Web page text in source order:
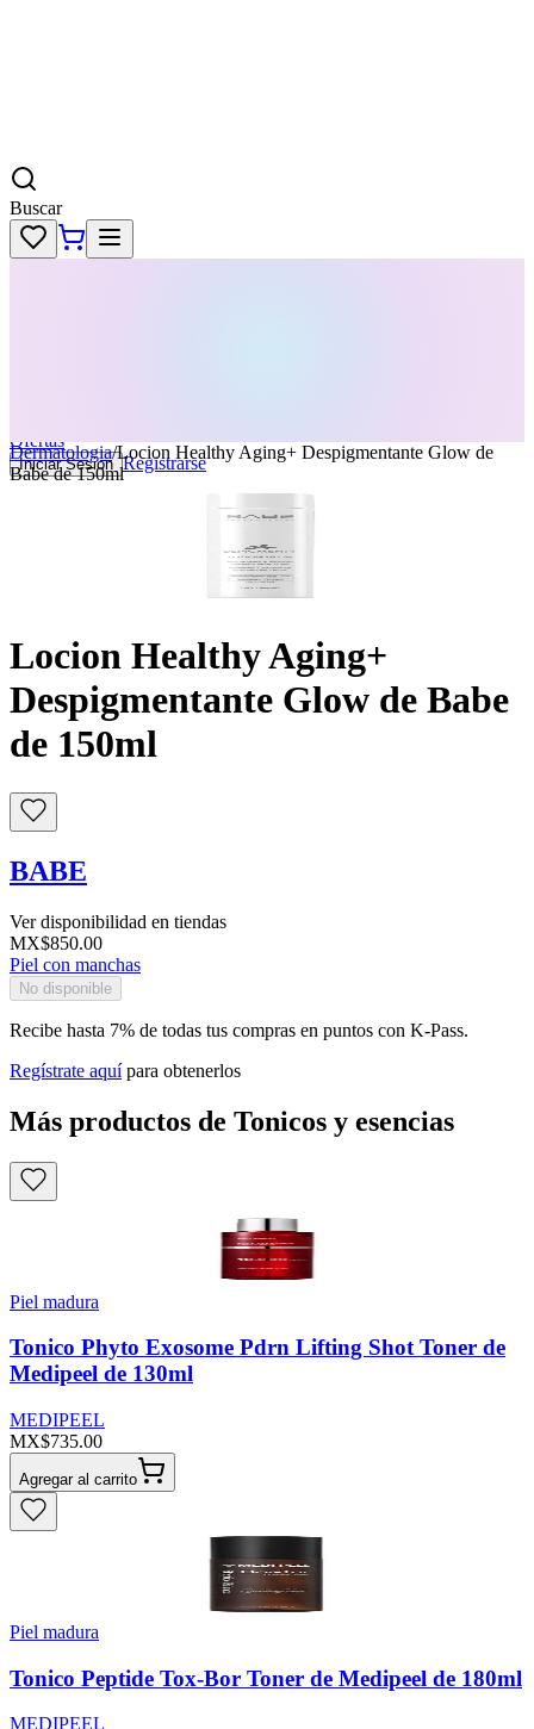
Buscar
Ofertas
Iniciar Sesion Registrarse
Dermatologia/Locion Healthy Aging+ Despigmentante Glow de
Babe de 150ml
Locion Healthy Aging+
Despigmentante Glow de Babe
de 150ml
BABE
Ver disponibilidad en tiendas
MX$850.00
Piel con manchas
No disponible
Recibe hasta 7% de todas tus compras en puntos con K-Pass.
Regístrate aquí para obtenerlos
Más productos de Tonicos y esencias
Piel madura
Tonico Phyto Exosome Pdrn Lifting Shot Toner de
Medipeel de 130ml
MEDIPEEL
MX$735.00
Agregar al carrito
Piel madura
Tonico Peptide Tox-Bor Toner de Medipeel de 180ml
MEDIPEEL